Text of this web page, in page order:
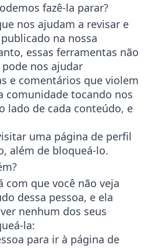
fazê-la parar?
nos ajudam a revisar e
na nossa
essas ferramentas não
nos ajudar
e comentários que violem
comunidade tocando nos
lado de cada conteúdo, e
uma página de perfil
além de bloqueá-lo.
com que você não veja
dessa pessoa, e ela
nenhum dos seus
la:
para ir à página de